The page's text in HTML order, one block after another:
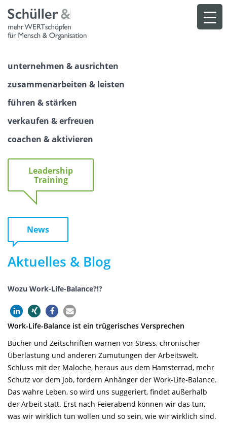
content
unternehmen & ausrichten
zusammenarbeiten & leisten
führen & stärken
verkaufen & erfreuen
coachen & aktivieren
Leadership
Training
News
Aktuelles & Blog
Wozu Work-Life-Balance?!?
Work-Life-Balance ist ein trügerisches Versprechen
Bücher und Zeitschriften warnen vor Stress, chronischer
Überlastung und anderen Zumutungen der Arbeitswelt.
Schluss mit der Maloche, heraus aus dem Hamsterrad, mehr
Schutz vor dem Job, fordern Anhänger der Work-Life-Balance.
Das wahre Leben, so wird uns suggeriert, findet außerhalb
der Arbeit statt. Erst nach Feierabend können wir das tun,
was wir wirklich tun wollen und so sein, wie wir wirklich sind.